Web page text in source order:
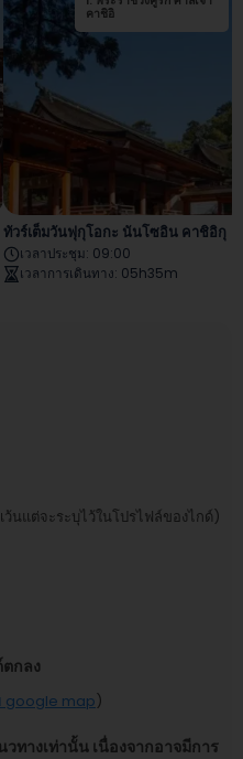
คาชิอิ
ทัวร์เต็มวันฟุกุโอกะ นันโซอิน คาชิอิกุ
เวลาประชุม: 09:00
เวลาการเดินทาง: 05h35m
นแต่จะระบุไว้ในโปรไฟล์ของไกด์)
กลง
google map)
ทางเท่านั้น เนื่องจากอาจมีการ